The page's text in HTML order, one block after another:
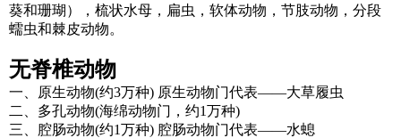
葵和珊瑚），梳状水母，扁虫，软体动物，节肢动物，分段
蠕虫和棘皮动物。
无脊椎动物
一、原生动物(约3万种) 原生动物门代表——大草履虫
二、多孔动物(海绵动物门，约1万种)
三、腔肠动物(约1万种) 腔肠动物门代表——水螅